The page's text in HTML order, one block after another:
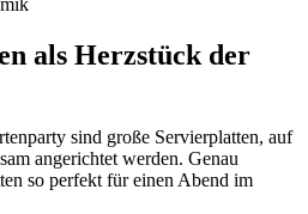
als Herzstück der
sind große Servierplatten, auf
angerichtet werden. Genau
so perfekt für einen Abend im